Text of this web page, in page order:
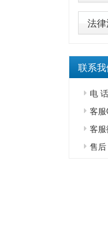
法
联系
电
客
客
售